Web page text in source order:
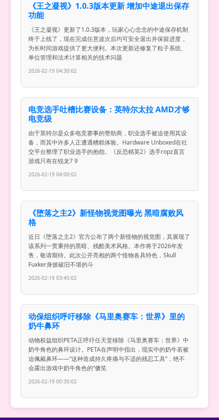
《王之凝视》1.0.3版本更新 增加中途退出保存
功能
《王之凝视》更新了1.0.3版本，玩家心心念念的中途保存机制
终于上线了，现在完成任意波次后均可安全退出并保留进度，
为长时间游戏提供了更大便利。本次更新还修复了粒子系统、
单位管理和法术计算相关的技术问题
2026-02-19 04:30:02
电竞选手吐槽比赛设备：英特尔太拉 AMD才够
电竞级
由于英特尔是众多电竞赛事的赞助商，职业选手被迫使用其设
备，而其中许多人正遭遇糟糕体验。Hardware Unboxed在社
交平台整理了职业选手的抱怨。《反恐精英2》选手ropz直言
游戏只有在锐龙7 9
2026-02-19 04:00:02
《堕落之主2》新怪物视觉图曝光 黑暗腐败风
格
近日《堕落之主2》官方公布了两个新怪物的视觉图，其展现了
该系列一贯秉持的黑暗、残酷美术风格。本作将于2026年发
售，敬请期待。此次公开亮相的两个怪物各具特色，Skull
Fuxker身披破旧不堪的斗
2026-02-19 03:45:02
动保组织呼吁移除《马里奥赛车：世界》里的
奶牛鼻环
动物权益组织PETA正呼吁任天堂移除《马里奥赛车：世界》中
奶牛角色的鼻环设计。PETA在声明中指出，现实中的奶牛若被
迫佩戴鼻环——“这种造成持久疼痛与不适的残忍工具”，绝不
会露出游戏中奶牛角色的“傻笑
2026-02-19 00:30:02